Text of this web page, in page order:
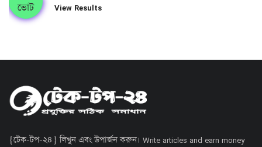
ভোট View Results
{টেক-টপ-২৪} লিখুন এবং উপার্জন করুন। Write articles and earn money